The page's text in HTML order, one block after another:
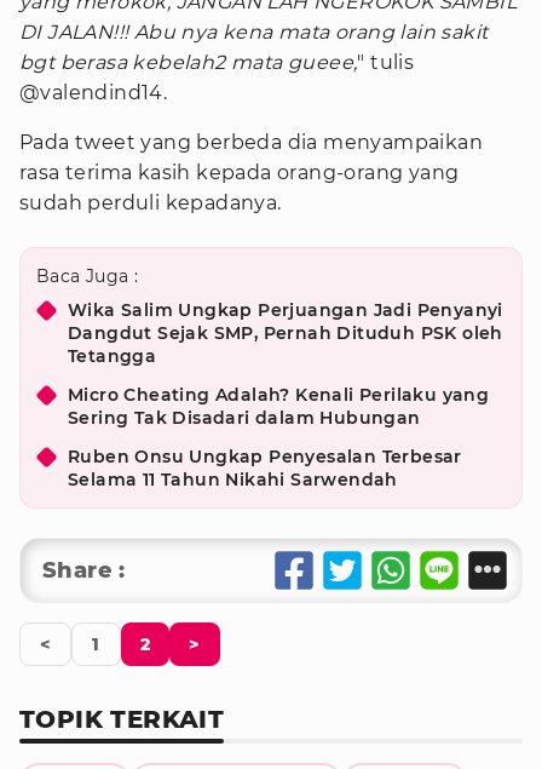
DI JALAN!!! Abu nya kena mata orang lain sakit
bgt berasa kebelah2 mata gueee," tulis
@valendind14.
Pada tweet yang berbeda dia menyampaikan
rasa terima kasih kepada orang-orang yang
sudah perduli kepadanya.
Baca Juga :
Wika Salim Ungkap Perjuangan Jadi Penyanyi
Dangdut Sejak SMP, Pernah Dituduh PSK oleh
Tetangga
Micro Cheating Adalah? Kenali Perilaku yang
Sering Tak Disadari dalam Hubungan
Ruben Onsu Ungkap Penyesalan Terbesar
Selama 11 Tahun Nikahi Sarwendah
Share :
< 1 2 >
TOPIK TERKAIT